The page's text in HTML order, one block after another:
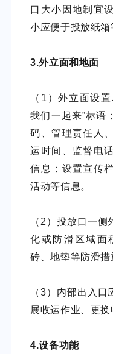
口大小因地制宜
小应便于投放纸箱
3.外立面和地面
（1）外立面设
我们一起来”标语
码、管理责任人
运时间、监督电
信息；设置宣传
活动等信息。
（2）投放口一
化或防滑区域面
砖、地垫等防滑措
（3）内部出入
展收运作业、更换
4.设备功能